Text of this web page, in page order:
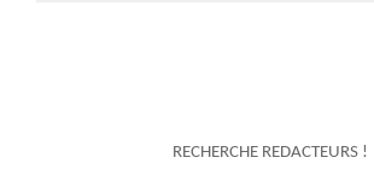
RECHERCHE REDACTEURS !